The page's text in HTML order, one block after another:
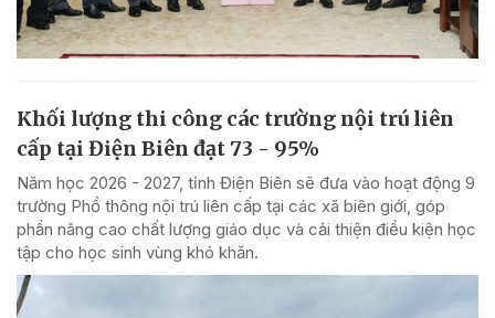
Khối lượng thi công các trường nội trú liên
cấp tại Điện Biên đạt 73 - 95%
Năm học 2026 - 2027, tỉnh Điện Biên sẽ đưa vào hoạt động 9
trường Phổ thông nội trú liên cấp tại các xã biên giới, góp
phần nâng cao chất lượng giáo dục và cải thiện điều kiện học
tập cho học sinh vùng khó khăn.